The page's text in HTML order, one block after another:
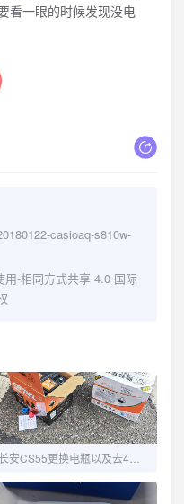
看一眼的时候发现没电
casioaq-s810w-
用-相同方式共享 4.0 国际